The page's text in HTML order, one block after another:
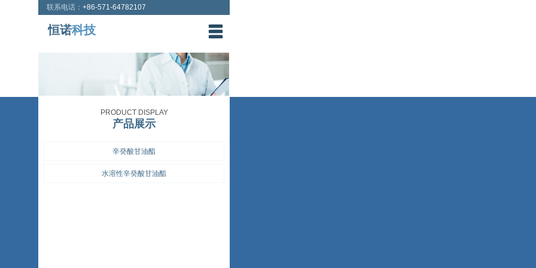
恒诺科技
联系电话： +86-571-64782107
PRODUCT DISPLAY
产品展示
辛癸酸甘油酯
水溶性辛癸酸甘油酯